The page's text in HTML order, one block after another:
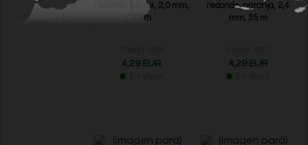
redondo, verde, 2,0 mm,
35 m
4,29 EUR
redondo, naranja, 2,4
mm, 35 m
4,29 EUR